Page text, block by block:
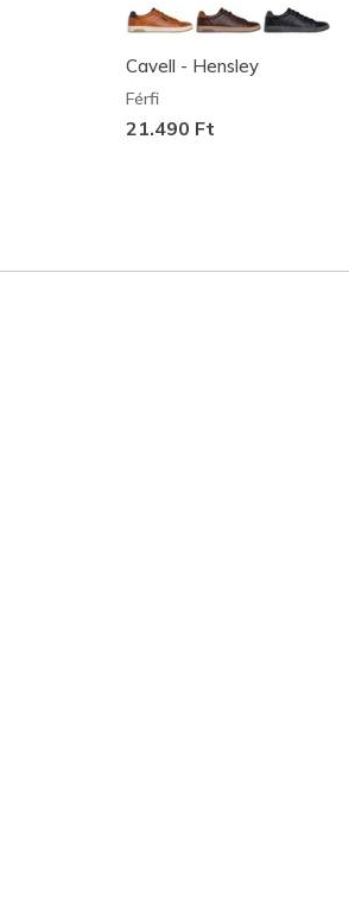
Cavell - Hensley
Férfi
21.490 Ft